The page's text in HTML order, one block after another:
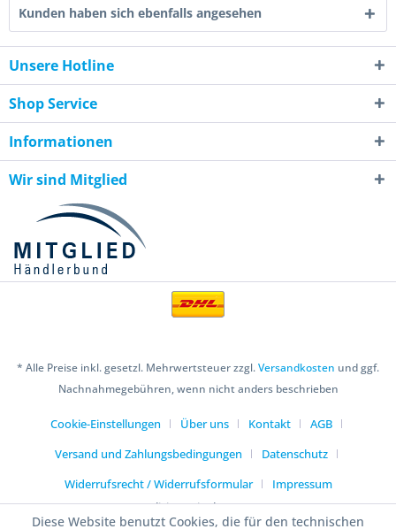
Kunden haben sich ebenfalls angesehen
Unsere Hotline
Shop Service
Informationen
Wir sind Mitglied
* Alle Preise inkl. gesetzl. Mehrwertsteuer zzgl.Versandkosten und ggf.
Nachnahmegebühren, wenn nicht anders beschrieben
Cookie-Einstellungen Über uns Kontakt
AGB
Versand und Zahlungsbedingungen
Datenschutz
Widerrufsrecht / Widerrufsformular
Impressum
Realisiert mit Shopware
Diese Website benutzt Cookies, die für den technischen